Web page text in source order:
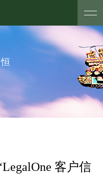
客户信